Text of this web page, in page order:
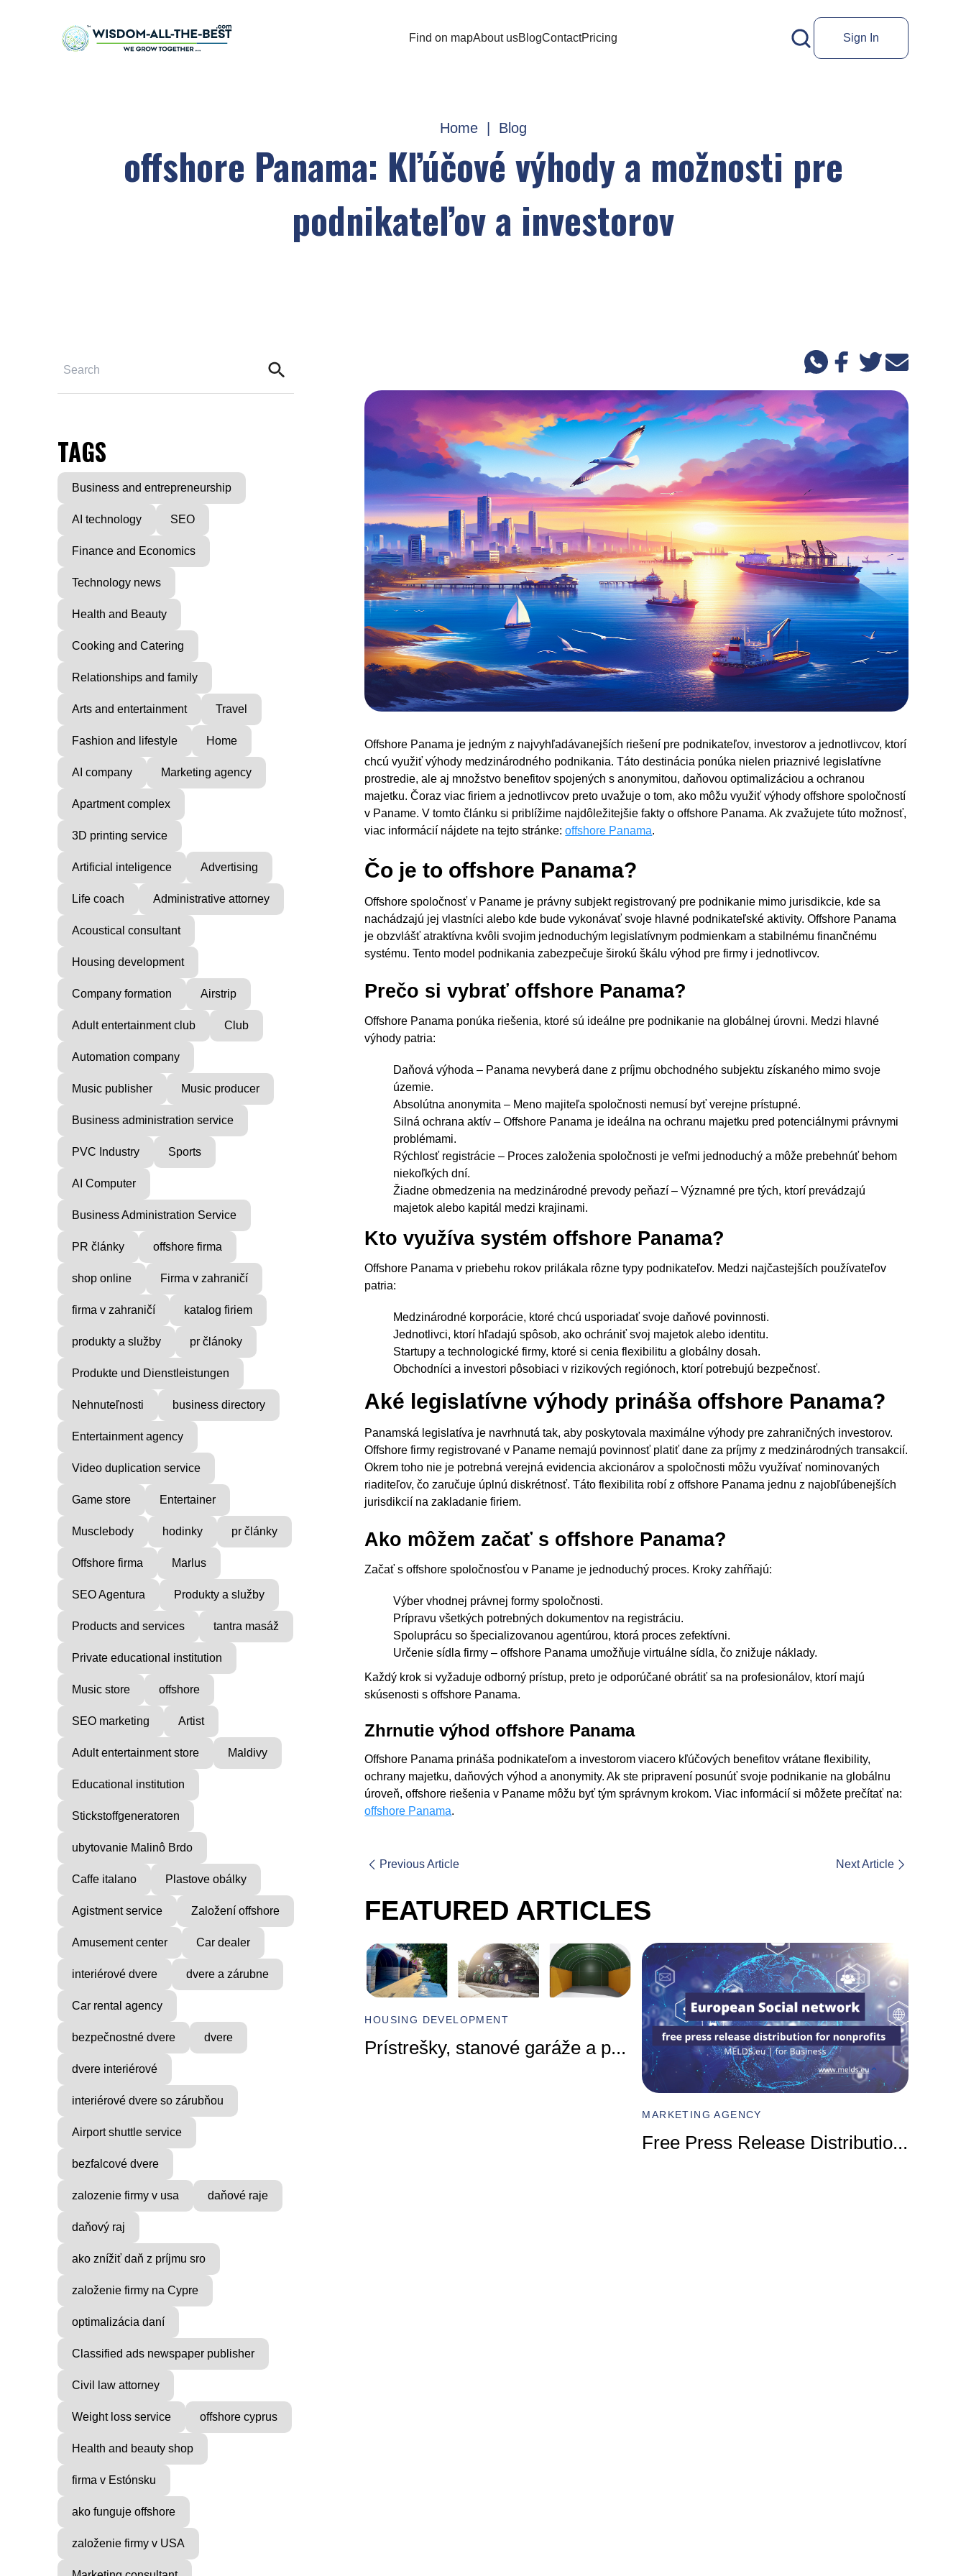
Find on mapAbout usBlogContactPricing Sign In
Home| Blog
offshore Panama: Kľúčové výhody a možnosti pre
podnikateľov a investorov
TAGS
Business and entrepreneurship
AI technology SEO
Finance and Economics
Technology news
Health and Beauty
Cooking and Catering
Relationships and family
Arts and entertainment Travel
Fashion and lifestyle Home
AI company Marketing agency
Apartment complex
3D printing service
Artificial inteligence Advertising
Life coach Administrative attorney
Acoustical consultant
Housing development
Company formation Airstrip
Adult entertainment club Club
Automation company
Music publisher Music producer
Business administration service
PVC Industry Sports
AI Computer
Business Administration Service
PR články offshore firma
shop online Firma v zahraničí
firma v zahraničí katalog firiem
produkty a služby pr článoky
Produkte und Dienstleistungen
Nehnuteľnosti business directory
Entertainment agency
Video duplication service
Game store Entertainer
Musclebody hodinky pr články
Offshore firma Marlus
SEO Agentura Produkty a služby
Products and services tantra masáž
Private educational institution
Music store offshore
SEO marketing Artist
Adult entertainment store Maldivy
Educational institution
Stickstoffgeneratoren
ubytovanie Malinô Brdo
Caffe italano Plastove obálky
Agistment service Založení offshore
Amusement center Car dealer
interiérové dvere dvere a zárubne
Car rental agency
bezpečnostné dvere dvere
dvere interiérové
interiérové dvere so zárubňou
Airport shuttle service
bezfalcové dvere
zalozenie firmy v usa daňové raje
daňový raj
ako znížiť daň z príjmu sro
založenie firmy na Cypre
optimalizácia daní
Classified ads newspaper publisher
Civil law attorney
Weight loss service offshore cyprus
Health and beauty shop
firma v Estónsku
ako funguje offshore
založenie firmy v USA
Offshore Panama je jedným z najvyhľadávanejších riešení pre podnikateľov, investorov a jednotlivcov, ktorí
chcú využiť výhody medzinárodného podnikania. Táto destinácia ponúka nielen priaznivé legislatívne
prostredie, ale aj množstvo benefitov spojených s anonymitou, daňovou optimalizáciou a ochranou
majetku. Čoraz viac firiem a jednotlivcov preto uvažuje o tom, ako môžu využiť výhody offshore spoločností
v Paname. V tomto článku si priblížime najdôležitejšie fakty o offshore Panama. Ak zvažujete túto možnosť,
viac informácií nájdete na tejto stránke:offshore Panama.
Čo je to offshore Panama?
Offshore spoločnosť v Paname je právny subjekt registrovaný pre podnikanie mimo jurisdikcie, kde sa
nachádzajú jej vlastníci alebo kde bude vykonávať svoje hlavné podnikateľské aktivity. Offshore Panama
je obzvlášť atraktívna kvôli svojim jednoduchým legislatívnym podmienkam a stabilnému finančnému
systému. Tento model podnikania zabezpečuje širokú škálu výhod pre firmy i jednotlivcov.
Prečo si vybrať offshore Panama?
Offshore Panama ponúka riešenia, ktoré sú ideálne pre podnikanie na globálnej úrovni. Medzi hlavné
výhody patria:
Daňová výhoda – Panama nevyberá dane z príjmu obchodného subjektu získaného mimo svoje
územie.
Absolútna anonymita – Meno majiteľa spoločnosti nemusí byť verejne prístupné.
Silná ochrana aktív – Offshore Panama je ideálna na ochranu majetku pred potenciálnymi právnymi
problémami.
Rýchlosť registrácie – Proces založenia spoločnosti je veľmi jednoduchý a môže prebehnúť behom
niekoľkých dní.
Žiadne obmedzenia na medzinárodné prevody peňazí – Významné pre tých, ktorí prevádzajú
majetok alebo kapitál medzi krajinami.
Kto využíva systém offshore Panama?
Offshore Panama v priebehu rokov prilákala rôzne typy podnikateľov. Medzi najčastejších používateľov
patria:
Medzinárodné korporácie, ktoré chcú usporiadať svoje daňové povinnosti.
Jednotlivci, ktorí hľadajú spôsob, ako ochrániť svoj majetok alebo identitu.
Startupy a technologické firmy, ktoré si cenia flexibilitu a globálny dosah.
Obchodníci a investori pôsobiaci v rizikových regiónoch, ktorí potrebujú bezpečnosť.
Aké legislatívne výhody prináša offshore Panama?
Panamská legislatíva je navrhnutá tak, aby poskytovala maximálne výhody pre zahraničných investorov.
Offshore firmy registrované v Paname nemajú povinnosť platiť dane za príjmy z medzinárodných transakcií.
Okrem toho nie je potrebná verejná evidencia akcionárov a spoločnosti môžu využívať nominovaných
riaditeľov, čo zaručuje úplnú diskrétnosť. Táto flexibilita robí z offshore Panama jednu z najobľúbenejších
jurisdikcií na zakladanie firiem.
Ako môžem začať s offshore Panama?
Začať s offshore spoločnosťou v Paname je jednoduchý proces. Kroky zahŕňajú:
Výber vhodnej právnej formy spoločnosti.
Prípravu všetkých potrebných dokumentov na registráciu.
Spoluprácu so špecializovanou agentúrou, ktorá proces zefektívni.
Určenie sídla firmy – offshore Panama umožňuje virtuálne sídla, čo znižuje náklady.
Každý krok si vyžaduje odborný prístup, preto je odporúčané obrátiť sa na profesionálov, ktorí majú
skúsenosti s offshore Panama.
Zhrnutie výhod offshore Panama
Offshore Panama prináša podnikateľom a investorom viacero kľúčových benefitov vrátane flexibility,
ochrany majetku, daňových výhod a anonymity. Ak ste pripravení posunúť svoje podnikanie na globálnu
úroveň, offshore riešenia v Paname môžu byť tým správnym krokom. Viac informácií si môžete prečítať na:
offshore Panama.
Previous Article Next Article
FEATURED ARTICLES
MUSIC PRODUCER
Find Inner Peace with Raul
Cie...
HOUSING DEVELOPMENT
Prístrešky, stanové garáže a p...
MARKETING AGENCY
Free Press Release Distributio...